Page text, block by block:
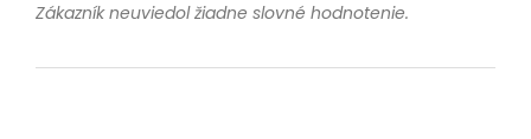
Zákazník neuviedol žiadne slovné hodnotenie.